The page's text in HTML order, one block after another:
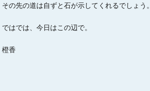
その先の道は自ずと石が示してくれるでしょう。
ではでは、今日はこの辺で。
橙香